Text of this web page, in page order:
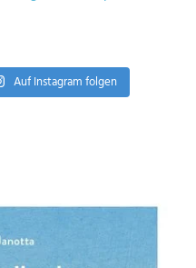
Auf Instagram folgen